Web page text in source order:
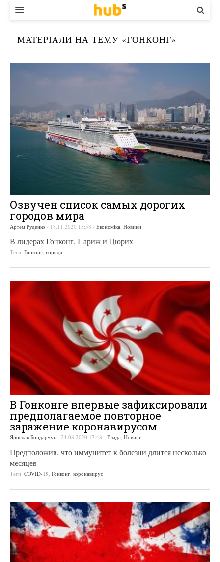
ВЛАДА
ЕКОНОМІКА
МАТЕРІАЛИ НА ТЕМУ «ГОНКОНГ»
Озвучен список самых дорогих
городов мира
Артем Руденко - 18.11.2020 15:58 - Економіка, Новини
В лидерах Гонконг, Париж и Цюрих
Теги: Гонконг, города
В Гонконге впервые зафиксировали
предполагаемое повторное
заражение коронавирусом
Ярослав Бондарчук - 24.08.2020 17:48 - Влада Новини
Предположив, что иммунитет к болезни длится несколько
месяцев
Теги: COVID-19 Гонконг коронавирус